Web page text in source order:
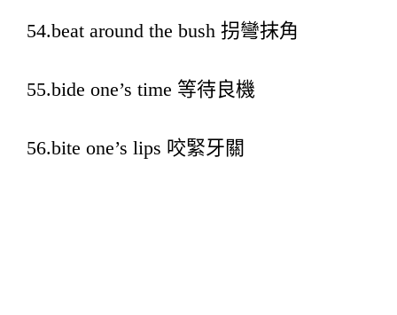
54.beat around the bush 拐彎抹角
55.bide one’s time 等待良機
56.bite one’s lips 咬緊牙關